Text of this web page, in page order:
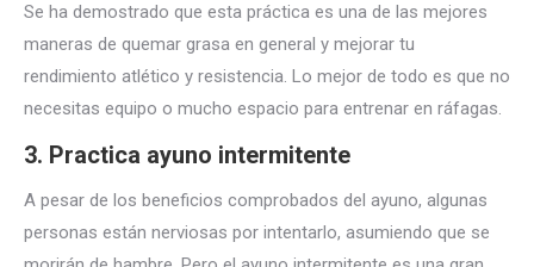
Se ha demostrado que esta práctica es una de las mejores
maneras de quemar grasa en general y mejorar tu
rendimiento atlético y resistencia. Lo mejor de todo es que no
necesitas equipo o mucho espacio para entrenar en ráfagas.
3. Practica ayuno intermitente
A pesar de los beneficios comprobados del ayuno, algunas
personas están nerviosas por intentarlo, asumiendo que se